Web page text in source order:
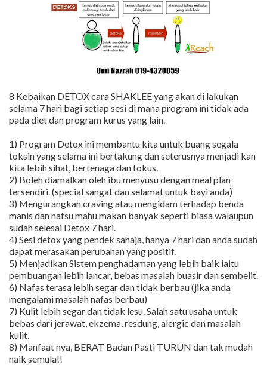
8 Kebaikan DETOX cara SHAKLEE yang akan di lakukan
selama 7 hari bagi setiap sesi di mana program ini tidak ada
pada diet dan program kurus yang lain.
1) Program Detox ini membantu kita untuk buang segala
toksin yang selama ini bertakung dan seterusnya menjadi kan
kita lebih sihat, bertenaga dan fokus.
2) Boleh diamalkan oleh ibu menyusu dengan meal plan
tersendiri. (special sangat dan selamat untuk bayi anda)
3) Mengurangkan craving atau mengidam terhadap benda
manis dan nafsu mahu makan banyak seperti biasa walaupun
sudah selesai Detox 7 hari.
4) Sesi detox yang pendek sahaja, hanya 7 hari dan anda sudah
dapat merasakan perubahan yang positif.
5) Menjadikan Sistem penghadaman yang lebih baik iaitu
pembuangan lebih lancar, bebas masalah buasir dan sembelit.
6) Nafas terasa lebih segar dan tidak berbau (jika anda
mengalami masalah nafas berbau)
7) Kulit lebih segar dan tidak lesu. Salah satu usaha untuk
bebas dari jerawat, ekzema, resdung, alergic dan masalah
kulit.
8) Manfaat nya, BERAT Badan Pasti TURUN dan tak mudah
naik semula!!